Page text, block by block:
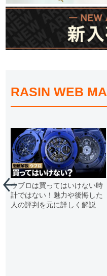
RASIN WEB
ウブロは買ってはいけない時
計ではない！魅力や後悔した
人の評判を元に詳しく解説